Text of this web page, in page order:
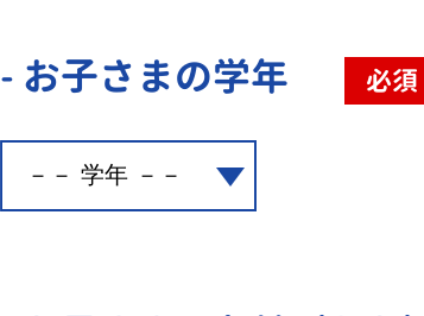
- お子さまの学年 必須